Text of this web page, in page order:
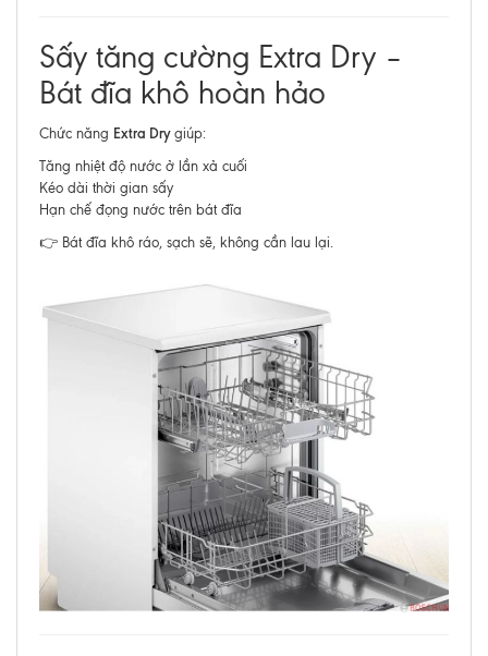
Sấy tăng cường Extra Dry –
Bát đĩa khô hoàn hảo
Chức năng Extra Drygiúp:
Tăng nhiệt độ nước ở lần xả cuối
Kéo dài thời gian sấy
Hạn chế đọng nước trên bát đĩa
👉 Bát đĩa khô ráo, sạch sẽ, không cần lau lại.